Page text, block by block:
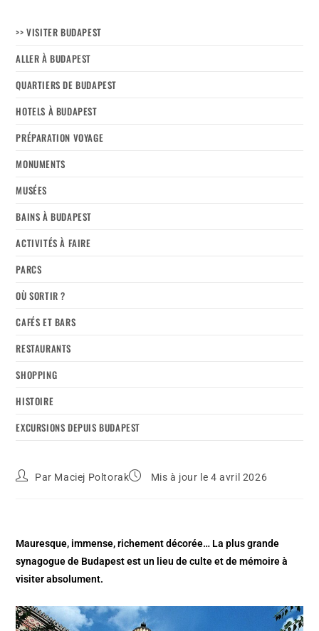
>> VISITER BUDAPEST
ALLER À BUDAPEST
QUARTIERS DE BUDAPEST
HOTELS À BUDAPEST
PRÉPARATION VOYAGE
MONUMENTS
MUSÉES
BAINS À BUDAPEST
ACTIVITÉS À FAIRE
PARCS
OÙ SORTIR ?
CAFÉS ET BARS
RESTAURANTS
SHOPPING
HISTOIRE
EXCURSIONS DEPUIS BUDAPEST
Par Maciej Poltorak Mis à jour le 4 avril 2026
Mauresque, immense, richement décorée… La plus grande
synagogue de Budapest est un lieu de culte et de mémoire à
visiter absolument.